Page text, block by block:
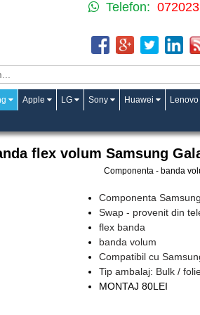
Telefon:
Apple LG Sony Huawei Lenovo
flex volum Samsung
Componenta - banda
Componenta
Swap - provenit din
flex banda
banda volum
Compatibil cu
Tip ambalaj: Bulk /
MONTAJ 80LEI